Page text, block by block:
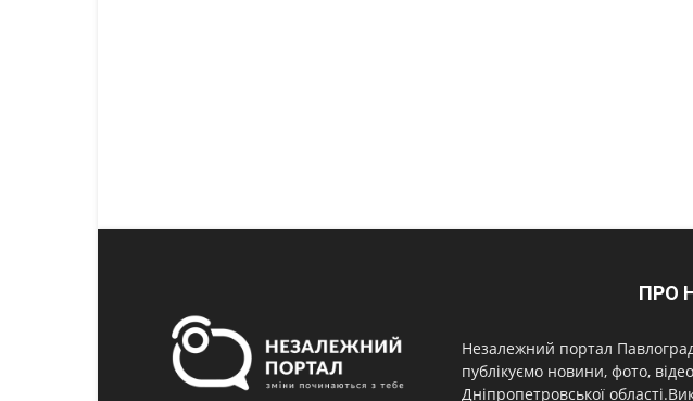
ПРО
Незалежний портал
публікуємо новини, фото,
Дніпропетровської